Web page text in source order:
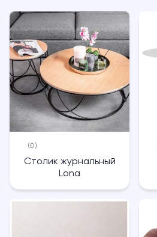
(0)
Столик журнальный
Lona